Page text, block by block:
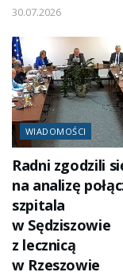
30.07.2026
WIADOMOŚCI
Radni zgodzili
na analizę
szpitala
w Sędziszowie
z lecznicą
w Rzeszowie